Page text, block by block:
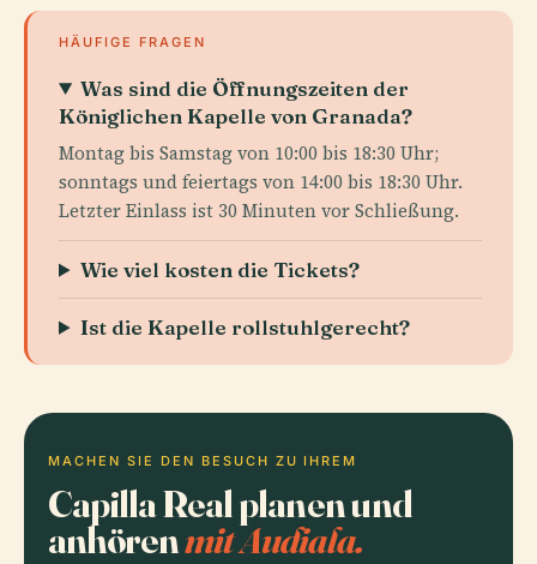
HÄUFIGE FRAGEN
Was sind die Öffnungszeiten der
Königlichen Kapelle von Granada?
Montag bis Samstag von 10:00 bis 18:30 Uhr;
sonntags und feiertags von 14:00 bis 18:30 Uhr.
Letzter Einlass ist 30 Minuten vor Schließung.
Wie viel kosten die Tickets?
Ist die Kapelle rollstuhlgerecht?
MACHEN SIE DEN BESUCH ZU IHREM
Capilla Real planen und
anhörenmit Audiala.